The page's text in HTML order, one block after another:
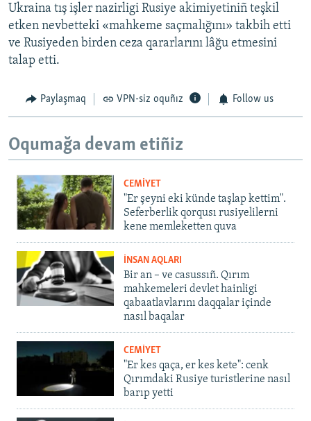
Ukraina tış işler nazirligi Rusiye akimiyetiniñ teşkil
etken nevbetteki «mahkeme saçmalığını» takbih etti
ve Rusiyeden birden ceza qararlarını lâğu etmesini
talap etti.
Paylaşmaq VPN-siz oquñız Follow us
Oqumağa devam etiñiz
CEMİYET
"Er şeyni eki künde taşlap kettim".
Seferberlik qorqusı rusiyelilerni
kene memleketten quva
İNSAN AQLARI
Bir an – ve casussıñ. Qırım
mahkemeleri devlet hainligi
qabaatlavlarını daqqalar içinde
nasıl baqalar
CEMİYET
"Er kes qaça, er kes kete": cenk
Qırımdaki Rusiye turistlerine nasıl
barıp yetti